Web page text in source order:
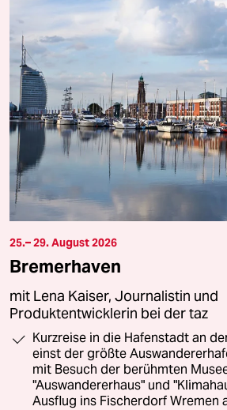
25.– 29. August 2026
Bremerhaven
mit Lena Kaiser, Journalistin und
Produktentwicklerin bei der taz
Kurzreise in die Hafenstadt an
einst der größte
mit Besuch der berühmten
"Auswandererhaus" und
Ausflug ins Fischerdorf Wremen